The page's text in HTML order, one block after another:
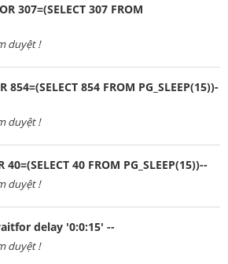
307=(SELECT 307 FROM
duyệt !
854 FROM PG_SLEEP(15))-
duyệt !
40 FROM PG_SLEEP(15))--
duyệt !
delay '0:0:15' --
duyệt !